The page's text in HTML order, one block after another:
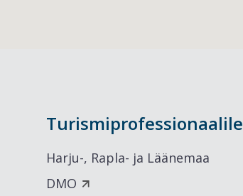
Turismiprofessionaalile
Harju-, Rapla- ja Läänemaa
DMO